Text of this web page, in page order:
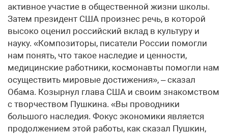
активное участие в общественной жизни школы.
Затем президент США произнес речь, в которой
высоко оценил российский вклад в культуру и
науку. «Композиторы, писатели России помогли
нам понять, что такое наследие и ценности,
медицинские работники, космонавты помогли нам
осуществить мировые достижения», – сказал
Обама. Козырнул глава США и своим знакомством
с творчеством Пушкина. «Вы проводники
большого наследия. Фокус экономики является
продолжением этой работы, как сказал Пушкин,